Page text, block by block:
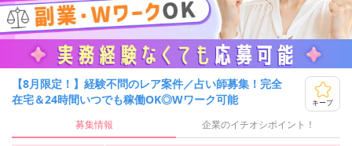
【8月限定！】経験不問のレア案件／占い師募集！完全
在宅＆24時間いつでも稼働OK◎Wワーク可能
キープ
募集情報 企業のイチオシポイント！